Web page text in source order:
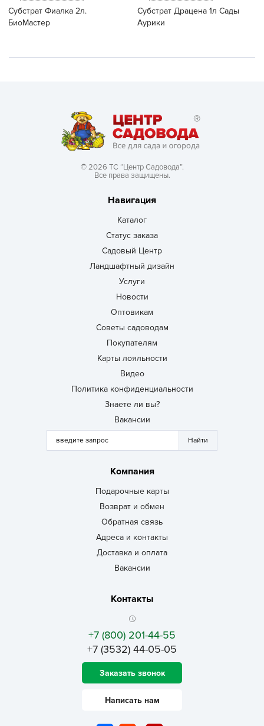
Субстрат Фиалка 2л.
БиоМастер
Субстрат Драцена 1л Сады
Аурики
© 2026 ТС “Центр Садовода”.
Все права защищены.
Навигация
Каталог
Статус заказа
Садовый Центр
Ландшафтный дизайн
Услуги
Новости
Оптовикам
Советы садоводам
Покупателям
Карты лояльности
Видео
Политика конфиденциальности
Знаете ли вы?
Вакансии
Компания
Подарочные карты
Возврат и обмен
Обратная связь
Адреса и контакты
Доставка и оплата
Вакансии
Контакты
+7 (800) 201-44-55
+7 (3532) 44-05-05
Заказать звонок
Написать нам